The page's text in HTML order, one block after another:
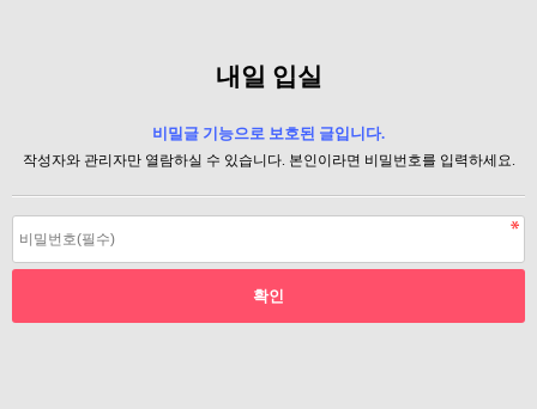
내일 입실
비밀글 기능으로 보호된 글입니다.
작성자와 관리자만 열람하실 수 있습니다. 본인이라면 비밀번호를 입력하세요.